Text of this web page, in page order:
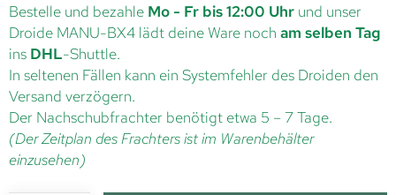
Bestelle und bezahle Mo - Fr bis 12:00 Uhr und unser
Droide MANU-BX4 lädt deine Ware noch am selben Tag
ins DHL-Shuttle.
In seltenen Fällen kann ein Systemfehler des Droiden den
Versand verzögern.
Der Nachschubfrachter benötigt etwa 5 – 7 Tage.
(Der Zeitplan des Frachters ist im Warenbehälter
einzusehen)